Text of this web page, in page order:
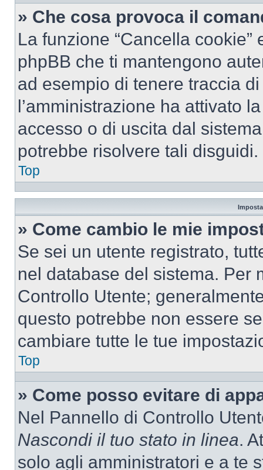
» Che cosa provoca il
La funzione “Cancella
phpBB che ti mantengono
ad esempio di tenere traccia
l’amministrazione ha attivato
accesso o di uscita dal
potrebbe risolvere tali disguidi.
Top
» Come cambio le mie
Se sei un utente registrato,
nel database del sistema. Per
Controllo Utente;
questo potrebbe non essere
cambiare tutte le tue
Top
» Come posso evitare di
Nel Pannello di Controllo
Nascondi il tuo stato in linea.
solo agli amministratori e a te